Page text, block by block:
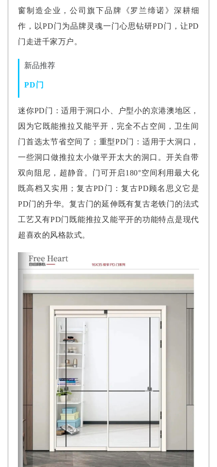
窗制造企业，公司旗下品牌《罗兰缔诺》深耕细
作，以PD门为品牌灵魂一门心思钻研PD门，让PD
门走进千家万户。
新品推荐
PD门
迷你PD门：适用于洞口小、户型小的京港澳地区，
因为它既能推拉又能平开，完全不占空间，卫生间
门首选太节省空间了；重型PD门：适用于大洞口，
一些洞口做推拉太小做平开太大的洞口。开关自带
双向阻尼，超静音。门可开启180°空间利用最大化
既高档又实用；复古PD门：复古PD顾名思义它是
PD门的升华。复古门的延伸既有复古老铁门的法式
工艺又有PD门既能推拉又能平开的功能特点是现代
超喜欢的风格款式。